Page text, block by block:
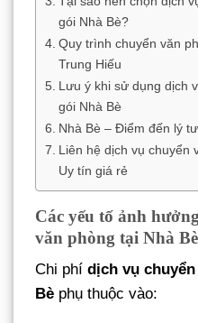
gói Nhà Bè?
Quy trình chuyển văn
Trung Hiếu
Lưu ý khi sử dụng dịch
gói Nhà Bè
Nhà Bè – Điểm đến lý
Liên hệ dịch vụ chuyển
Uy tín giá rẻ
Các yếu tố ảnh
văn phòng tại Nhà Bè
Chi phí dịch vụ
Bè phụ thuộc vào: